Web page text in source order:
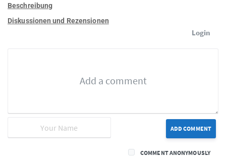
Beschreibung
Diskussionen und Rezensionen
Login
ADD COMMENT
COMMENT ANONYMOUSLY